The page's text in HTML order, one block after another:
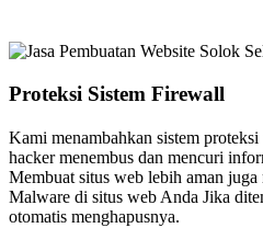
Proteksi Sistem Firewall
Kami menambahkan sistem
hacker menembus dan mencuri
Membuat situs web lebih aman
Malware di situs web Anda Jika
otomatis menghapusnya.